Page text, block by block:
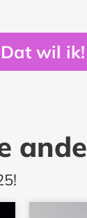
Dat wil ik!